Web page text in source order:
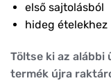
első sajtolásból
hideg ételekhez
Töltse ki az alábbi
termék újra